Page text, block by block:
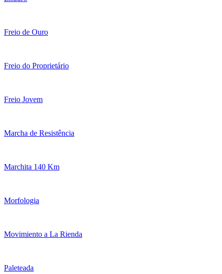
Freio de Ouro
Freio do Proprietário
Freio Jovem
Marcha de Resistência
Marchita 140 Km
Morfologia
Movimiento a La Rienda
Paleteada